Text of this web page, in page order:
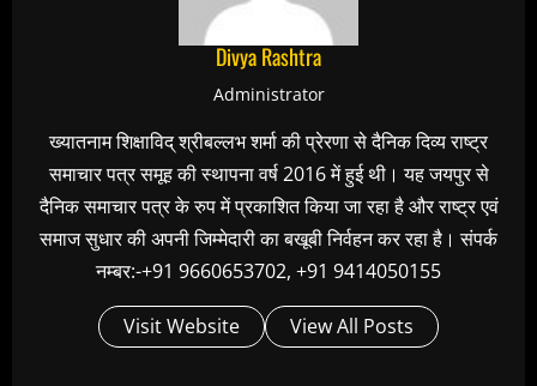
Divya Rashtra
Administrator
ख्यातनाम शिक्षाविद् श्रीबल्लभ शर्मा की प्रेरणा से दैनिक दिव्य राष्ट्र
समाचार पत्र समूह की स्थापना वर्ष 2016 में हुई थी। यह जयपुर से
दैनिक समाचार पत्र के रुप में प्रकाशित किया जा रहा है और राष्ट्र एवं
समाज सुधार की अपनी जिम्मेदारी का बखूबी निर्वहन कर रहा है। संपर्क
नम्बर:-+91 9660653702, +91 9414050155
Visit Website View All Posts